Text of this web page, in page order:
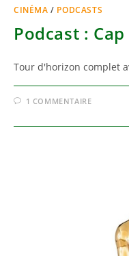
CINÉMA / PODCASTS
Podcast :
Tour d'horizon complet
1 COMMENTAIRE